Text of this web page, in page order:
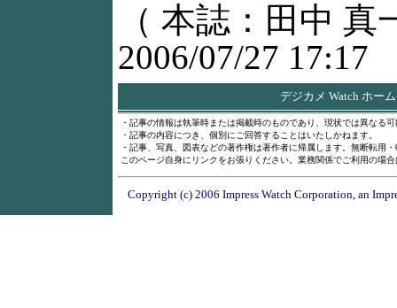
（ 本誌：田中 真
2006/07/27 17:17
デジカメ Watch ホー
・記事の情報は執筆時または掲載時のものであり、現状では異なる
・記事の内容につき、個別にご回答することはいたしかねます。
・記事、写真、図表などの著作権は著作者に帰属します。無断転用
このページ自身にリンクをお張りください。業務関係でご利用の場
Copyright (c) 2006 Impress Watch Corporation, an